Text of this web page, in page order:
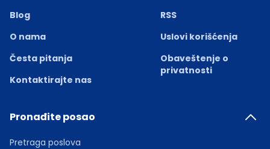
Blog
O nama
Česta pitanja
Kontaktirajte nas
RSS
Uslovi korišćenja
Obaveštenje o
privatnosti
Pronađite posao
Pretraga poslova